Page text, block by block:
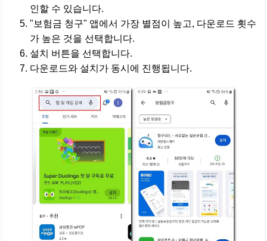
인할 수 있습니다.
"보험금 청구" 앱에서 가장 별점이 높고, 다운로드 횟수
가 높은 것을 선택합니다.
설치 버튼을 선택합니다.
다운로드와 설치가 동시에 진행됩니다.